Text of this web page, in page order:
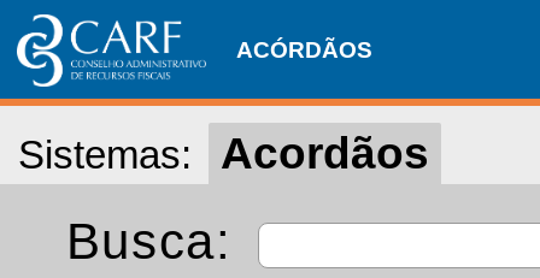
ACÓRDÃOS
Sistemas: Acordãos
Busca: